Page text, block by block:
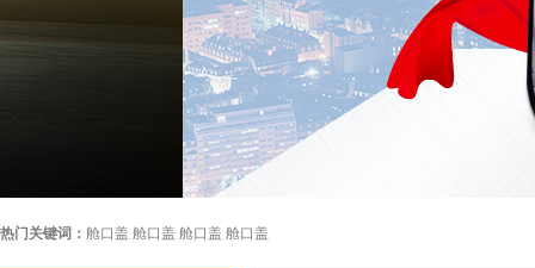
热门关键词： 舱口盖 舱口盖 舱口盖 舱口盖